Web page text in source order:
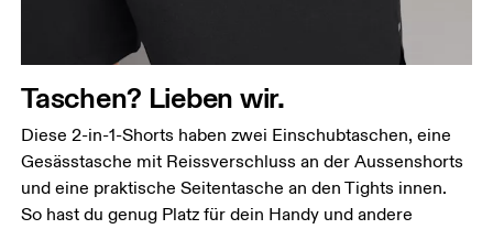
Taschen? Lieben wir.
Diese 2-in-1-Shorts haben zwei Einschubtaschen, eine
Gesässtasche mit Reissverschluss an der Aussenshorts
und eine praktische Seitentasche an den Tights innen.
So hast du genug Platz für dein Handy und andere